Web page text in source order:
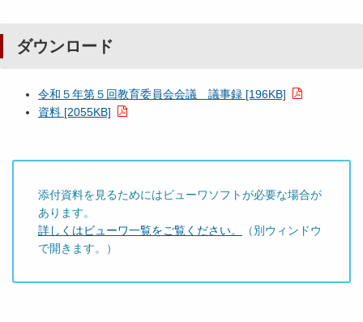
ダウンロード
令和５年第５回教育委員会会議 議事録 [196KB]
資料 [2055KB]
添付資料を見るためにはビューワソフトが必要な場合が
あります。
詳しくはビューワ一覧をご覧ください。
（別ウィンドウ
で開きます。）